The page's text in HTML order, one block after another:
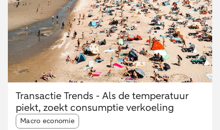
Transactie Trends - Als de temperatuur
piekt, zoekt consumptie verkoeling
Article tags:
Macro economie